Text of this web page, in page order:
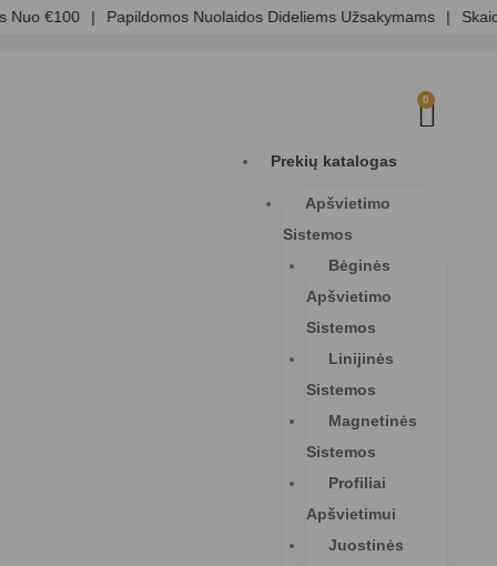
€100 | Papildomos Nuolaidos Dideliems Užsakymams |
0
Prekių katalogas
Apšvietimo
Sistemos
Bėginės
Apšvietimo
Sistemos
Linijinės
Sistemos
Magnetinės
Sistemos
Profiliai
Apšvietimui
Juostinės